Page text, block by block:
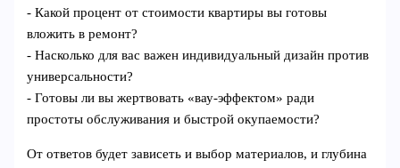
- Какой процент от стоимости квартиры вы готовы
вложить в ремонт?
- Насколько для вас важен индивидуальный дизайн против
универсальности?
- Готовы ли вы жертвовать «вау‑эффектом» ради
простоты обслуживания и быстрой окупаемости?
От ответов будет зависеть и выбор материалов, и глубина